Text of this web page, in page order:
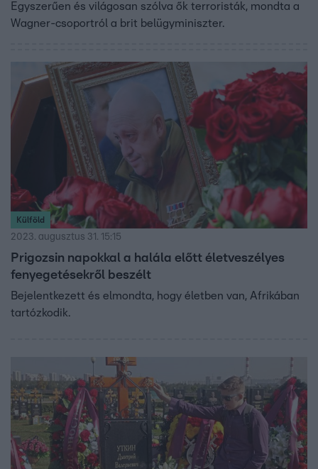
Egyszerűen és világosan szólva ők terroristák, mondta a
Wagner-csoportról a brit belügyminiszter.
Külföld
2023. augusztus 31. 15:15
Prigozsin napokkal a halála előtt életveszélyes
fenyegetésekről beszélt
Bejelentkezett és elmondta, hogy életben van, Afrikában
tartózkodik.